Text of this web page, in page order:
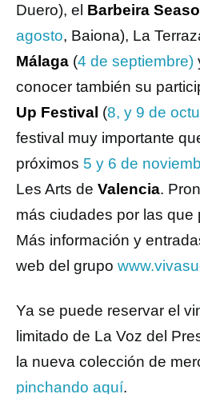
Duero), el Barbeira
agosto, Baiona), La
Málaga (4 de septiembre)
conocer también su
Up Festival (8, y 9 de
festival muy importante
próximos 5 y 6 de
Les Arts de Valencia.
más ciudades por las que
Más información y
web del grupo
Ya se puede reservar el
limitado de La Voz del
la nueva colección de
pinchando aquí.